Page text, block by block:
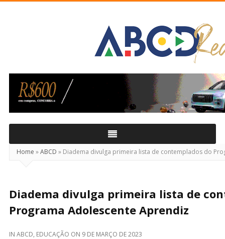
Real
Home »ABCD » Diadema divulga primeira lista de contemplados do
Diadema divulga primeira lista de
Programa Adolescente Aprendiz
IN ABCD, EDUCAÇÃO ON 9 DE MARÇO DE 2023